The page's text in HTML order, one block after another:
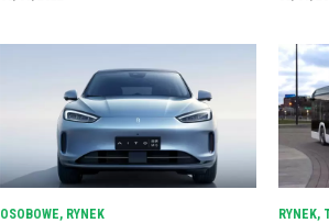
OSOBOWE, RYNEK RYNEK,